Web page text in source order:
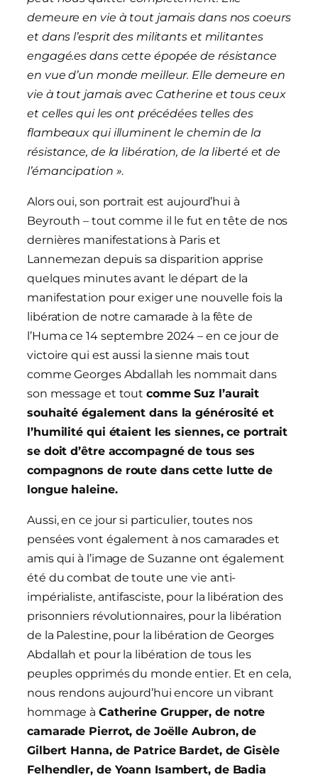
demeure en vie à tout jamais dans nos coeurs
et dans l’esprit des militants et militantes
engagé.es dans cette épopée de résistance
en vue d’un monde meilleur. Elle demeure en
vie à tout jamais avec Catherine et tous ceux
et celles qui les ont précédées telles des
flambeaux qui illuminent le chemin de la
résistance, de la libération, de la liberté et de
l’émancipation ».
Alors oui, son portrait est aujourd’hui à
Beyrouth – tout comme il le fut en tête de nos
dernières manifestations à Paris et
Lannemezan depuis sa disparition apprise
quelques minutes avant le départ de la
manifestation pour exiger une nouvelle fois la
libération de notre camarade à la fête de
l’Huma ce 14 septembre 2024 – en ce jour de
victoire qui est aussi la sienne mais tout
comme Georges Abdallah les nommait dans
son message et tout comme Suz l’aurait
souhaité également dans la générosité et
l’humilité qui étaient les siennes, ce portrait
se doit d’être accompagné de tous ses
compagnons de route dans cette lutte de
longue haleine.
Aussi, en ce jour si particulier, toutes nos
pensées vont également à nos camarades et
amis qui à l’image de Suzanne ont également
été du combat de toute une vie anti-
impérialiste, antifasciste, pour la libération des
prisonniers révolutionnaires, pour la libération
de la Palestine, pour la libération de Georges
Abdallah et pour la libération de tous les
peuples opprimés du monde entier. Et en cela,
nous rendons aujourd’hui encore un vibrant
hommage àCatherine Grupper, de notre
camarade Pierrot, de Joëlle Aubron, de
Gilbert Hanna, de Patrice Bardet, de Gisèle
Felhendler, de Yoann Isambert, de Badia